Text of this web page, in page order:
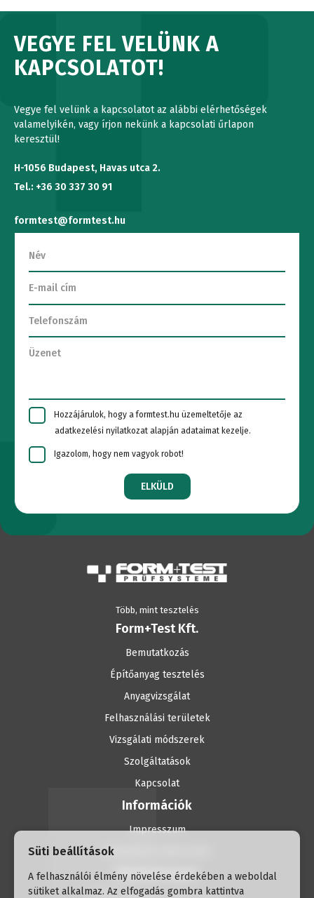
VEGYE FEL VELÜNK A
KAPCSOLATOT!
Vegye fel velünk a kapcsolatot az alábbi elérhetőségek
valamelyikén, vagy írjon nekünk a kapcsolati űrlapon
keresztül!
H-1056 Budapest, Havas utca 2.
Tel.: +36 30 337 30 91
formtest@formtest.hu
Hozzájárulok, hogy a formtest.hu üzemeltetője az
adatkezelési nyilatkozat alapján adataimat kezelje.
Igazolom, hogy nem vagyok robot!
ELKÜLD
Több, mint tesztelés
Form+Test Kft.
Bemutatkozás
Építőanyag tesztelés
Anyagvizsgálat
Felhasználási területek
Vizsgálati módszerek
Szolgáltatások
Kapcsolat
Információk
Impresszum
Adatvédelmi tájékoztató
Elérhetőségek
Süti beállítások
A felhasználói élmény növelése érdekében a weboldal
sütiket alkalmaz. Az elfogadás gombra kattintva